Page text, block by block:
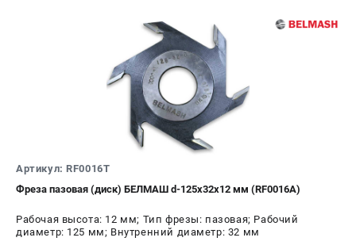
Политика обработки персональных данных
Бонусная программа
Пользовательское соглашение
СТАНОЧНОЕ ОБОРУДОВАНИЕ
Комбинированные станки
Ленточнопильные станки
Сверлильные станки
Артикул: RF0016T
Фреза пазовая (диск) БЕЛМАШ d-125х32х12 мм (RF0016A)
Рабочая высота: 12 мм; Тип фрезы: пазовая; Рабочий
диаметр: 125 мм; Внутренний диаметр: 32 мм